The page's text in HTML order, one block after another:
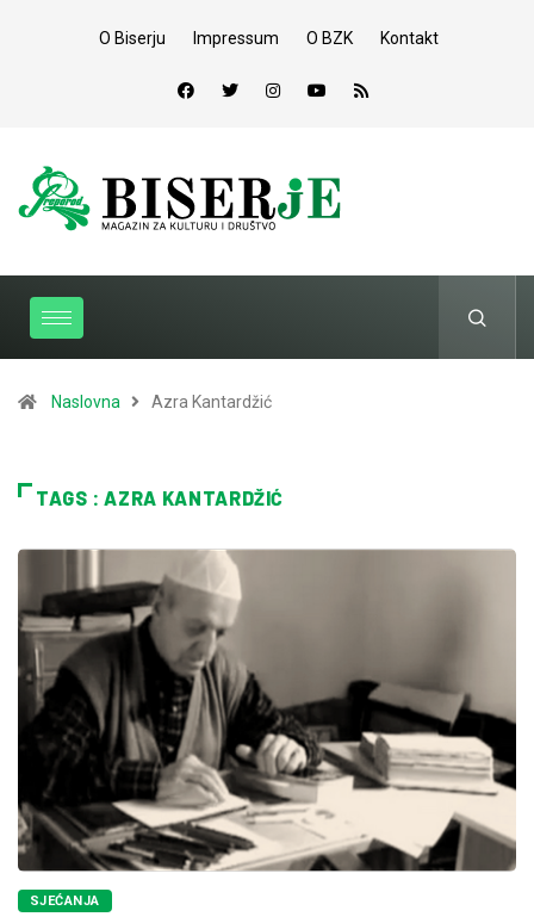
O Biserju Impressum O BZK Kontakt
Naslovna Azra Kantardžić
TAGS : AZRA KANTARDŽIĆ
SJEĆANJA